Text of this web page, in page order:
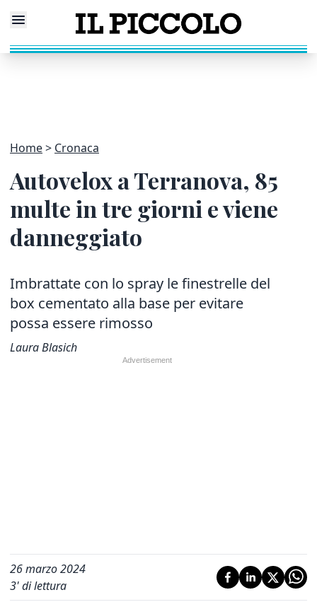
Home Cronaca
Autovelox a Terranova, 85
multe in tre giorni e viene
danneggiato
Imbrattate con lo spray le finestrelle del
box cementato alla base per evitare
possa essere rimosso
Laura Blasich
26 marzo 2024
3' di lettura